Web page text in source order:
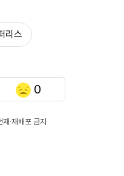
리스
0
·재배포 금지